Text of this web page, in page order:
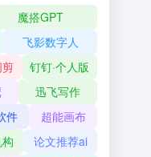
魔搭GPT
飞影数字人
钉钉·个人版
迅飞写作
件
超能画布
论文推荐ai